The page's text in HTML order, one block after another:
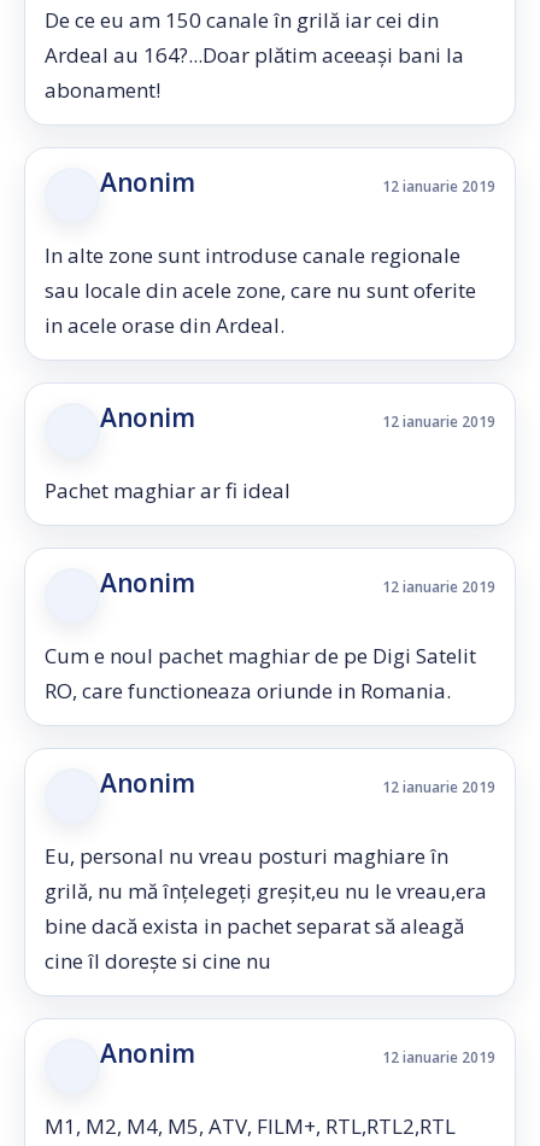
De ce eu am 150 canale în grilă iar cei din
Ardeal au 164?...Doar plătim aceeași bani la
abonament!
Anonim 12 ianuarie 2019
In alte zone sunt introduse canale regionale
sau locale din acele zone, care nu sunt oferite
in acele orase din Ardeal.
Anonim 12 ianuarie 2019
Pachet maghiar ar fi ideal
Anonim 12 ianuarie 2019
Cum e noul pachet maghiar de pe Digi Satelit
RO, care functioneaza oriunde in Romania.
Anonim 12 ianuarie 2019
Eu, personal nu vreau posturi maghiare în
grilă, nu mă înțelegeți greșit,eu nu le vreau,era
bine dacă exista in pachet separat să aleagă
cine îl dorește si cine nu
Anonim 12 ianuarie 2019
M1, M2, M4, M5, ATV, FILM+, RTL,RTL2,RTL